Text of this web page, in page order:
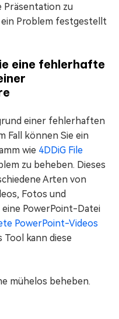
Präsentation zu
Problem festgestellt
eine fehlerhafte
einer fehlerhaften
Fall können Sie ein
wie 4DDiG File
zu beheben. Dieses
Arten von
Fotos und
eine PowerPoint-Datei
PowerPoint-Videos
Tool kann diese
mühelos beheben.